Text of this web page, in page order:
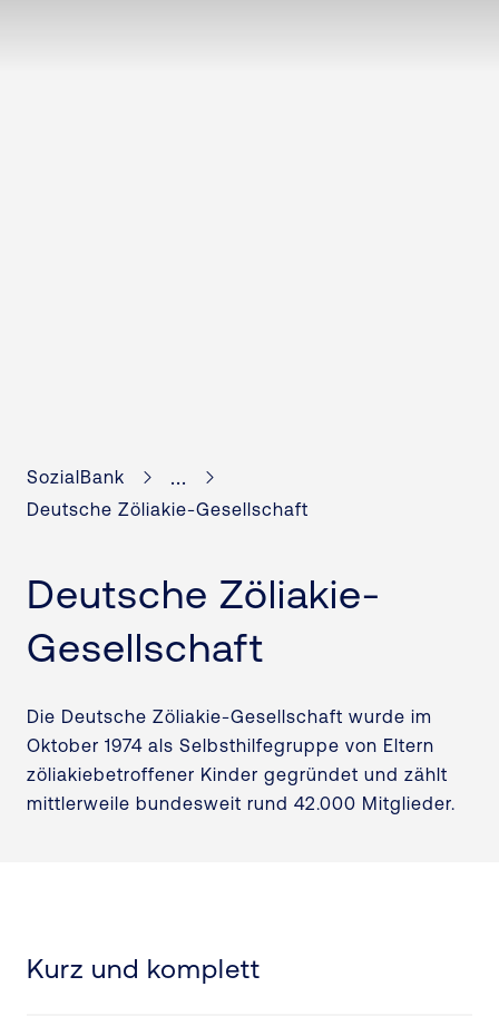
SozialBank ...
Deutsche Zöliakie-Gesellschaft
Deutsche Zöliakie-
Gesellschaft
Die Deutsche Zöliakie-Gesellschaft wurde im
Oktober 1974 als Selbsthilfegruppe von Eltern
zöliakiebetroffener Kinder gegründet und zählt
mittlerweile bundesweit rund 42.000 Mitglieder.
Kurz und komplett